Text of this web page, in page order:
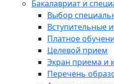
Бакалавриат и
Выбор
Вступительные
Платное
Целевой прием
Экран приема и
Перечень